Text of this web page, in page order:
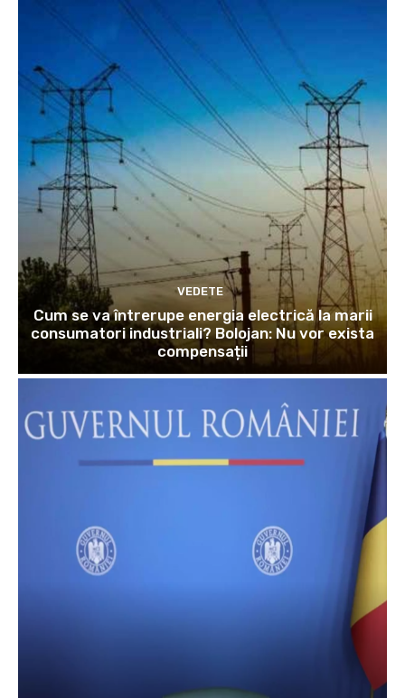
VEDETE
Cum se va întrerupe energia electrică la marii
consumatori industriali? Bolojan: Nu vor exista
compensații